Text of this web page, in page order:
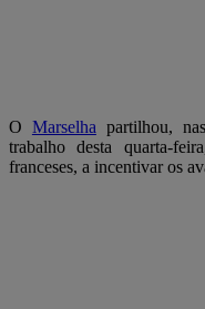
O Marselha partilhou,
trabalho desta quarta-
franceses, a incentivar os